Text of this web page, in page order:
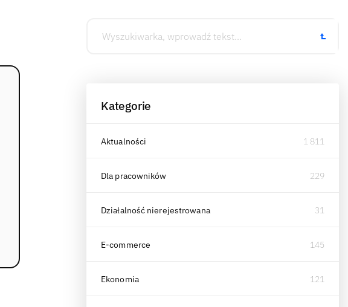
Kategorie
Aktualności 1 811
Dla pracowników 229
Działalność nierejestrowana 31
E-commerce 145
Ekonomia 121